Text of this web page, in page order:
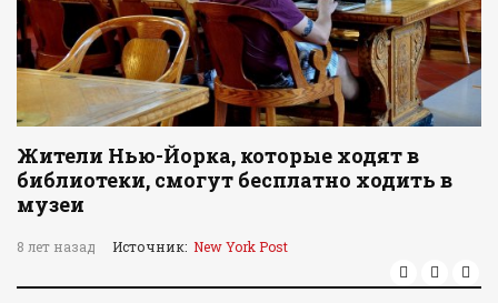
Жители Нью-Йорка, которые ходят в
библиотеки, смогут бесплатно ходить в
музеи
8 лет назад Источник: New York Post